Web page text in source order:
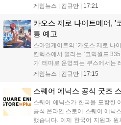
월 15일부터 10월 14일까지 페르
영상 및 대형 전광판에 소개될 예
게임뉴스 | 김규만 17:21
카오스 제로 나이트메어, '
통 예고
스마일게이트의 ‘카오스 제로 나
킨텍스에서 열리는 ‘코믹월드
가’ 테마로 운영되는 부스에서는
프레 모델 포토존 등 다채로운 행
세한 정보는 공식 커뮤니티에서
게임뉴스 | 김규만 17:15
스퀘어 에닉스 공식 굿즈
스퀘어 에닉스가 한국을 포함한
공식 온라인 스토어 스퀘어 에닉
했습니다. 이제 한국어 지원과